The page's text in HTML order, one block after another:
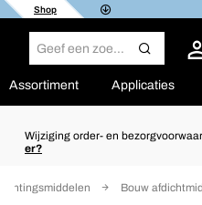
Shop
Assortiment Applicaties
Wijziging order- en
er?
Bouw